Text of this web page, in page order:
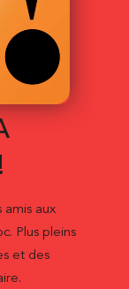
amis aux
Plus pleins
et des